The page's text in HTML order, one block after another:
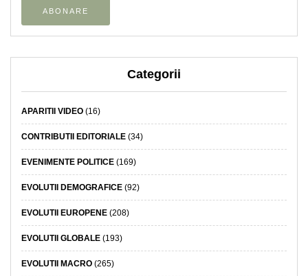
Categorii
APARITII VIDEO (16)
CONTRIBUTII EDITORIALE (34)
EVENIMENTE POLITICE (169)
EVOLUTII DEMOGRAFICE (92)
EVOLUTII EUROPENE (208)
EVOLUTII GLOBALE (193)
EVOLUTII MACRO (265)